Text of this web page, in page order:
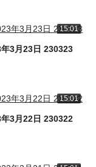
15:01
3月23日 230323
15:01
3月22日 230322